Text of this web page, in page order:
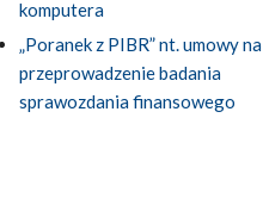
komputera
„Poranek z PIBR” nt. umowy na
przeprowadzenie badania
sprawozdania finansowego